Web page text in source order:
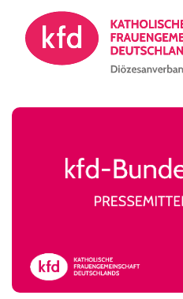
Zum Inhalt springen